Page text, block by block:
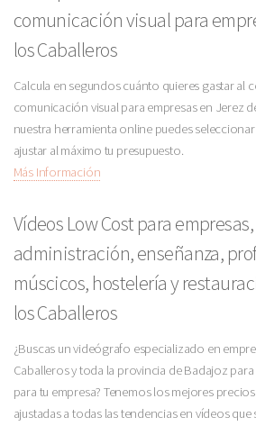
comunicación visual para
los Caballeros
Calcula en segundos cuánto quieres gastar
comunicación visual para empresas en Jerez
nuestra herramienta online puedes
ajustar al máximo tu presupuesto.
Más Información
Vídeos Low Cost para
administración, enseñanza,
múscicos, hostelería y
los Caballeros
¿Buscas un videógrafo especializado en
Caballeros y toda la provincia de Badajoz
para tu empresa? Tenemos los mejores
ajustadas a todas las tendencias en vídeos que